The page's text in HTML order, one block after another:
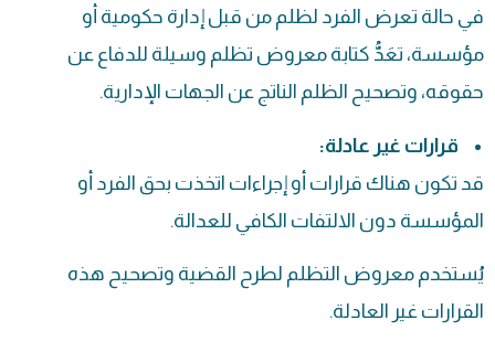
في حالة تعرض الفرد لظلم من قبل إدارة حكومية أو
مؤسسة، تعَدُّ كتابة معروض تظلم وسيلة للدفاع عن
حقوقه، وتصحيح الظلم الناتج عن الجهات الإدارية.
قرارات غير عادلة:
قد تكون هناك قرارات أو إجراءات اتخذت بحق الفرد أو
المؤسسة دون الالتفات الكافي للعدالة.
يُستخدم معروض التظلم لطرح القضية وتصحيح هذه
القرارات غير العادلة.